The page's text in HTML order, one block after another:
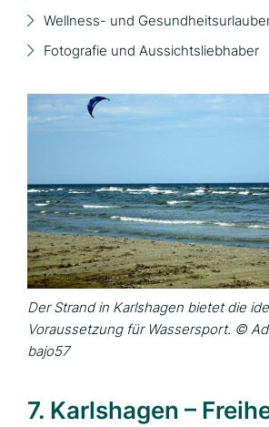
Wellness- und
Fotografie und Aussichtsliebhaber
Der Strand in Karlshagen bietet die
Voraussetzung für Wassersport. ©
bajo57
7. Karlshagen –